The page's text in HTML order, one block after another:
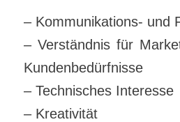
– Kommunikations- und
– Verständnis für
Kundenbedürfnisse
– Technisches Interesse
– Kreativität